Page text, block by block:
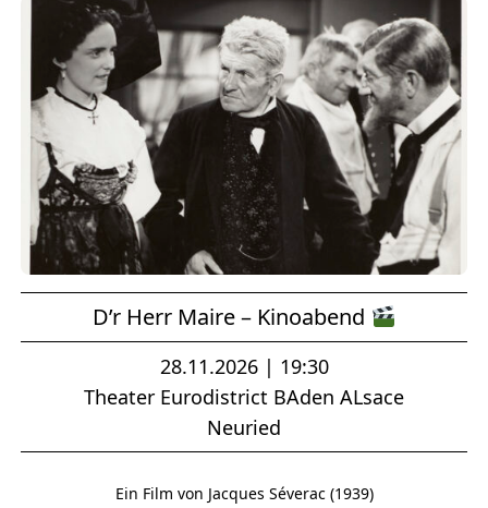
D’r Herr Maire – Kinoabend
28.11.2026 | 19:30
Theater Eurodistrict BAden ALsace
Neuried
Ein Film von Jacques Séverac (1939)